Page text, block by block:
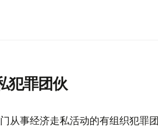
犯罪团伙
从事经济走私活动的有组织犯罪团